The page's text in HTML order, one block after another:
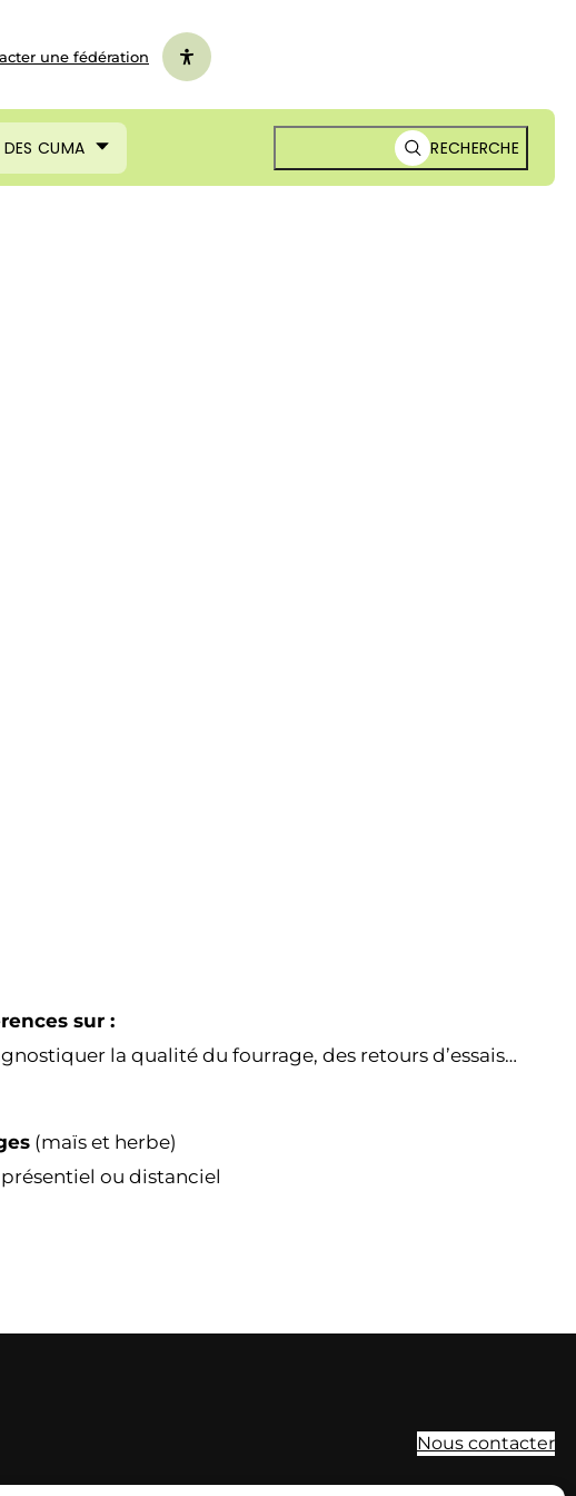
une fédération
DES CUMA RECHERCHE
sur :
la qualité du fourrage, des retours d’essais…
(maïs et herbe)
présentiel ou distanciel
Nous contacter